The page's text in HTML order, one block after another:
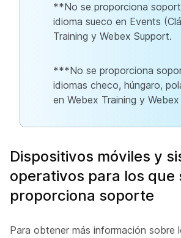
**No se proporciona
idioma sueco en Events
Training y Webex Support.
***No se proporciona
idiomas checo, húngaro,
en Webex Training y
Dispositivos móviles y
operativos para los que
proporciona soporte
Para obtener más información sobre